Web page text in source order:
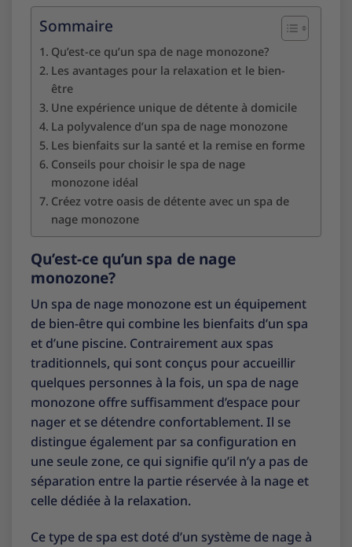
Sommaire
Qu’est-ce qu’un spa de nage monozone?
Les avantages pour la relaxation et le bien-
être
Une expérience unique de détente à domicile
La polyvalence d’un spa de nage monozone
Les bienfaits sur la santé et la remise en forme
Conseils pour choisir le spa de nage
monozone idéal
Créez votre oasis de détente avec un spa de
nage monozone
Qu’est-ce qu’un spa de nage
monozone?
Un spa de nage monozone est un équipement
de bien-être qui combine les bienfaits d’un spa
et d’une piscine. Contrairement aux spas
traditionnels, qui sont conçus pour accueillir
quelques personnes à la fois, un spa de nage
monozone offre suffisamment d’espace pour
nager et se détendre confortablement. Il se
distingue également par sa configuration en
une seule zone, ce qui signifie qu’il n’y a pas de
séparation entre la partie réservée à la nage et
celle dédiée à la relaxation.
Ce type de spa est doté d’un système de nage à